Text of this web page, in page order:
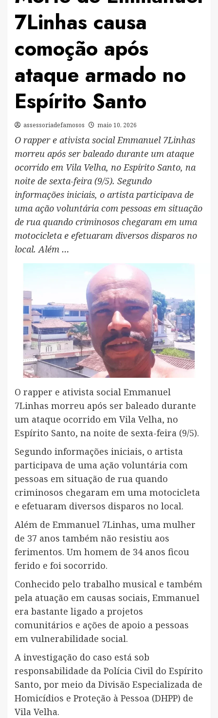
7Linhas causa
comoção após
ataque armado no
Espírito Santo
assessoriadefamosos maio 10, 2026
O rapper e ativista social Emmanuel 7Linhas
morreu após ser baleado durante um ataque
ocorrido em Vila Velha, no Espírito Santo, na
noite de sexta-feira (9/5). Segundo
informações iniciais, o artista participava de
uma ação voluntária com pessoas em situação
de rua quando criminosos chegaram em uma
motocicleta e efetuaram diversos disparos no
local. Além …
O rapper e ativista social Emmanuel
7Linhas morreu após ser baleado durante
um ataque ocorrido em Vila Velha, no
Espírito Santo, na noite de sexta-feira (9/5).
Segundo informações iniciais, o artista
participava de uma ação voluntária com
pessoas em situação de rua quando
criminosos chegaram em uma motocicleta
e efetuaram diversos disparos no local.
Além de Emmanuel 7Linhas, uma mulher
de 37 anos também não resistiu aos
ferimentos. Um homem de 34 anos ficou
ferido e foi socorrido.
Conhecido pelo trabalho musical e também
pela atuação em causas sociais, Emmanuel
era bastante ligado a projetos
comunitários e ações de apoio a pessoas
em vulnerabilidade social.
A investigação do caso está sob
responsabilidade da Polícia Civil do Espírito
Santo, por meio da Divisão Especializada de
Homicídios e Proteção à Pessoa (DHPP) de
Vila Velha.